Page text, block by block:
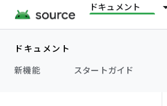
ドキュメント
ドキュメント
新機能
スタートガイド